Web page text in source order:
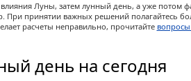
Луны, затем лунный день, а уже потом
При принятии важных решений полагайтесь
расчеты неправильно, прочитайте
день на сегодня